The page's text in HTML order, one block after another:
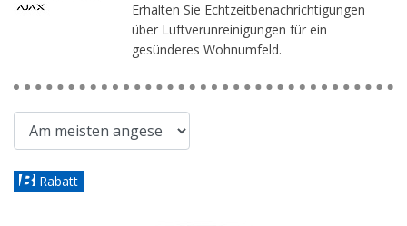
Erhalten Sie Echtzeitbenachrichtigungen
über Luftverunreinigungen für ein
gesünderes Wohnumfeld.
Rabatt